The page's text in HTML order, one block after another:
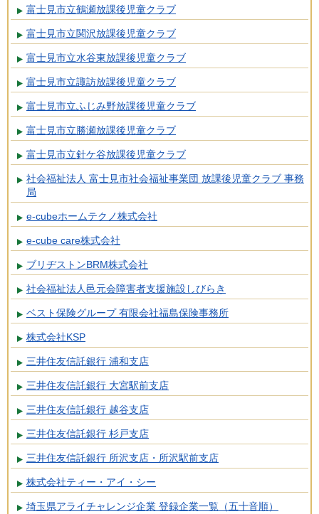
富士見市立鶴瀬放課後児童クラブ
富士見市立関沢放課後児童クラブ
富士見市立水谷東放課後児童クラブ
富士見市立諏訪放課後児童クラブ
富士見市立ふじみ野放課後児童クラブ
富士見市立勝瀬放課後児童クラブ
富士見市立針ケ谷放課後児童クラブ
社会福祉法人 富士見市社会福祉事業団 放課後児童クラブ 事務
局
e-cubeホームテクノ株式会社
e-cube care株式会社
ブリヂストンBRM株式会社
社会福祉法人邑元会障害者支援施設しびらき
ベスト保険グループ 有限会社福島保険事務所
株式会社KSP
三井住友信託銀行 浦和支店
三井住友信託銀行 大宮駅前支店
三井住友信託銀行 越谷支店
三井住友信託銀行 杉戸支店
三井住友信託銀行 所沢支店・所沢駅前支店
株式会社ティー・アイ・シー
埼玉県アライチャレンジ企業 登録企業一覧（五十音順）